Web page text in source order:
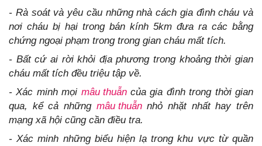
- Rà soát và yêu cầu những nhà cách gia đình cháu và
nơi cháu bị hại trong bán kính 5km đưa ra các bằng
chứng ngoại phạm trong trong gian cháu mất tích.
- Bất cứ ai rời khỏi địa phương trong khoảng thời gian
cháu mất tích đều triệu tập về.
- Xác minh mọi mâu thuẫncủa gia đình trong thời gian
qua, kể cả những mâu thuẫnnhỏ nhặt nhất hay trên
mạng xã hội cũng cần điều tra.
- Xác minh những biểu hiện lạ trong khu vực từ quần